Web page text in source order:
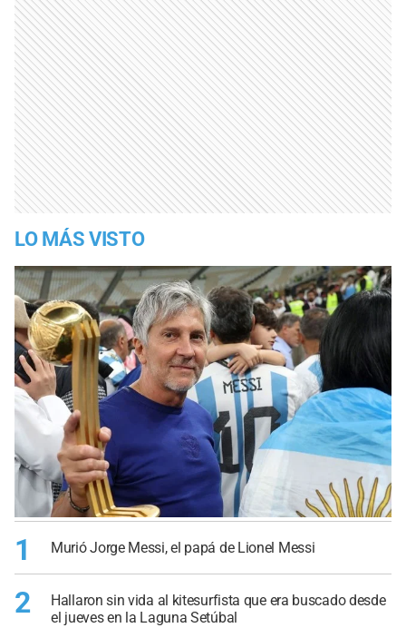
LO MÁS VISTO
1 Murió Jorge Messi, el papá de Lionel Messi
2
Hallaron sin vida al kitesurfista que era buscado desde
el jueves en la Laguna Setúbal